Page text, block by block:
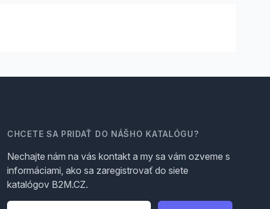
CHCETE SA PRIDAŤ DO NÁŠHO KATALÓGU?
Nechajte nám na vás kontakt a my sa vám ozveme s
informáciami, ako sa zaregistrovať do siete
katalógov B2M.CZ.